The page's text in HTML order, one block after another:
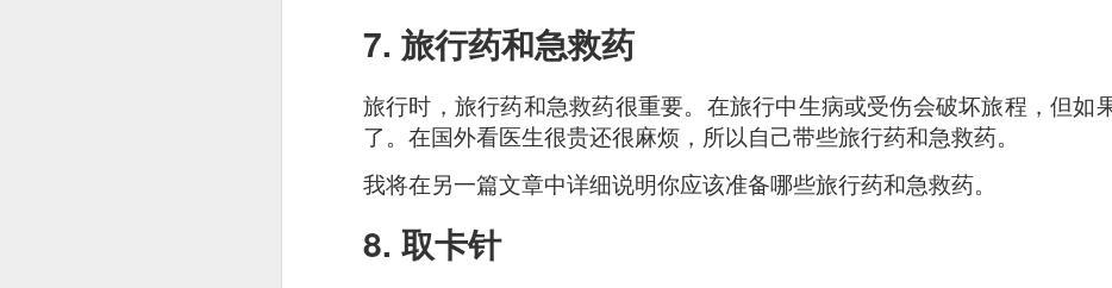
7. 旅行药和急救药
旅行时，旅行药和急救药很重要。在旅行中生病或受伤会破坏旅程，但如
了。在国外看医生很贵还很麻烦，所以自己带些旅行药和急救药。
我将在另一篇文章中详细说明你应该准备哪些旅行药和急救药。
8. 取卡针